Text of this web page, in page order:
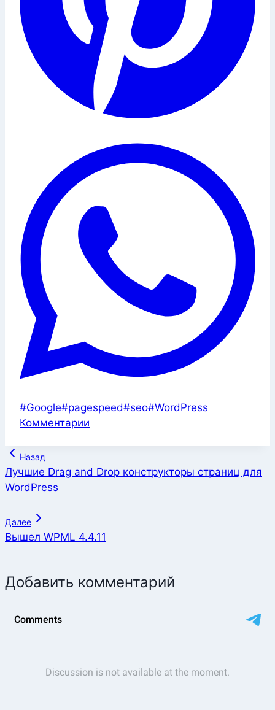
Метки
записи:
#Google#pagespeed#seo#WordPress
Комментарии
Навигация
по
записям
Назад
Лучшие Drag and Drop конструкторы страниц для
WordPress
Далее
Вышел WPML 4.4.11
Добавить комментарий